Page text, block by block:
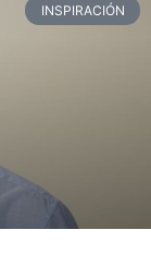
INSPIRACIÓN